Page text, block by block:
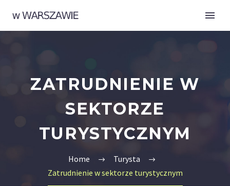
ZATRUDNIENIE W
SEKTORZE
TURYSTYCZNYM
Home
Turysta
Zatrudnienie w sektorze turystycznym